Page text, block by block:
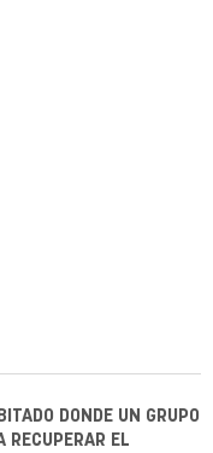
DONDE UN GRUPO
RECUPERAR EL